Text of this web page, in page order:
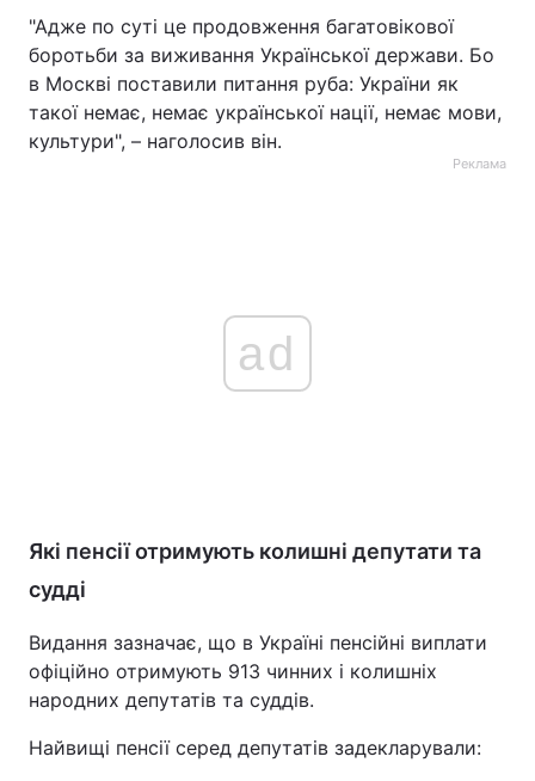
"Адже по суті це продовження багатовікової
боротьби за виживання Української держави. Бо
в Москві поставили питання руба: України як
такої немає, немає української нації, немає мови,
культури", – наголосив він.
Реклама
ad
Які пенсії отримують колишні депутати та
судді
Видання зазначає, що в Україні пенсійні виплати
офіційно отримують 913 чинних і колишніх
народних депутатів та суддів.
Найвищі пенсії серед депутатів задекларували: